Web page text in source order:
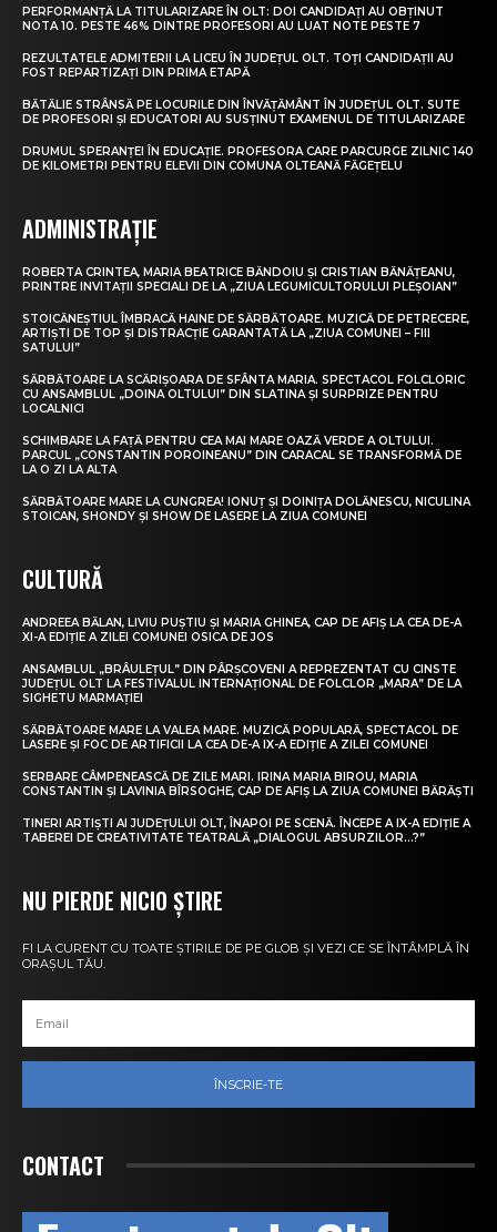
PERFORMANȚĂ LA TITULARIZARE ÎN OLT: DOI CANDIDAȚI AU OBȚINUT
NOTA 10. PESTE 46% DINTRE PROFESORI AU LUAT NOTE PESTE 7
REZULTATELE ADMITERII LA LICEU ÎN JUDEȚUL OLT. TOȚI CANDIDAȚII AU
FOST REPARTIZAȚI DIN PRIMA ETAPĂ
BĂTĂLIE STRÂNSĂ PE LOCURILE DIN ÎNVĂȚĂMÂNT ÎN JUDEȚUL OLT. SUTE
DE PROFESORI ȘI EDUCATORI AU SUSȚINUT EXAMENUL DE TITULARIZARE
DRUMUL SPERANȚEI ÎN EDUCAȚIE. PROFESORA CARE PARCURGE ZILNIC 140
DE KILOMETRI PENTRU ELEVII DIN COMUNA OLTEANĂ FĂGEȚELU
ADMINISTRAȚIE
ROBERTA CRINTEA, MARIA BEATRICE BĂNDOIU ȘI CRISTIAN BĂNĂȚEANU,
PRINTRE INVITAȚII SPECIALI DE LA „ZIUA LEGUMICULTORULUI PLEȘOIAN”
STOICĂNEȘTIUL ÎMBRACĂ HAINE DE SĂRBĂTOARE. MUZICĂ DE PETRECERE,
ARTIȘTI DE TOP ȘI DISTRACȚIE GARANTATĂ LA „ZIUA COMUNEI – FIII
SATULUI”
SĂRBĂTOARE LA SCĂRIȘOARA DE SFÂNTA MARIA. SPECTACOL FOLCLORIC
CU ANSAMBLUL „DOINA OLTULUI” DIN SLATINA ȘI SURPRIZE PENTRU
LOCALNICI
SCHIMBARE LA FAȚĂ PENTRU CEA MAI MARE OAZĂ VERDE A OLTULUI.
PARCUL „CONSTANTIN POROINEANU” DIN CARACAL SE TRANSFORMĂ DE
LA O ZI LA ALTA
SĂRBĂTOARE MARE LA CUNGREA! IONUȚ ȘI DOINIȚA DOLĂNESCU, NICULINA
STOICAN, SHONDY ȘI SHOW DE LASERE LA ZIUA COMUNEI
CULTURĂ
ANDREEA BĂLAN, LIVIU PUȘTIU ȘI MARIA GHINEA, CAP DE AFIȘ LA CEA DE-A
XI-A EDIȚIE A ZILEI COMUNEI OSICA DE JOS
ANSAMBLUL „BRÂULEȚUL” DIN PÂRȘCOVENI A REPREZENTAT CU CINSTE
JUDEȚUL OLT LA FESTIVALUL INTERNAȚIONAL DE FOLCLOR „MARA” DE LA
SIGHETU MARMAȚIEI
SĂRBĂTOARE MARE LA VALEA MARE. MUZICĂ POPULARĂ, SPECTACOL DE
LASERE ȘI FOC DE ARTIFICII LA CEA DE-A IX-A EDIȚIE A ZILEI COMUNEI
SERBARE CÂMPENEASCĂ DE ZILE MARI. IRINA MARIA BIROU, MARIA
CONSTANTIN ȘI LAVINIA BÎRSOGHE, CAP DE AFIȘ LA ZIUA COMUNEI BĂRĂȘTI
TINERI ARTIȘTI AI JUDEȚULUI OLT, ÎNAPOI PE SCENĂ. ÎNCEPE A IX-A EDIȚIE A
TABEREI DE CREATIVITATE TEATRALĂ „DIALOGUL ABSURZILOR…?”
NU PIERDE NICIO ȘTIRE
FI LA CURENT CU TOATE ȘTIRILE DE PE GLOB ȘI VEZI CE SE ÎNTÂMPLĂ ÎN
ORAȘUL TĂU.
ÎNSCRIE-TE
CONTACT